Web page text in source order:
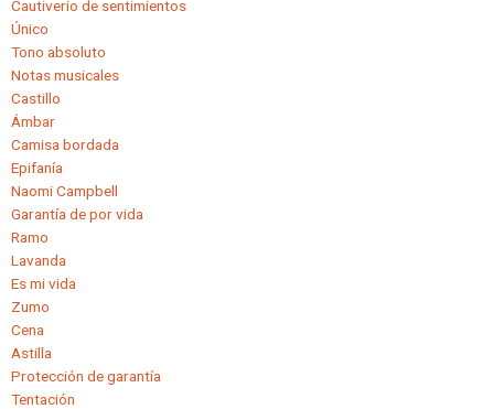
Cautiverio de sentimientos
Único
Tono absoluto
Notas musicales
Castillo
Ámbar
Camisa bordada
Epifanía
Naomi Campbell
Garantía de por vida
Ramo
Lavanda
Es mi vida
Zumo
Cena
Astilla
Protección de garantía
Tentación